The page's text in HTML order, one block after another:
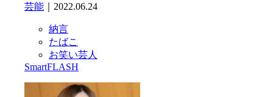
芸能 ｜2022.06.24
納言
たばこ
お笑い芸人
SmartFLASH